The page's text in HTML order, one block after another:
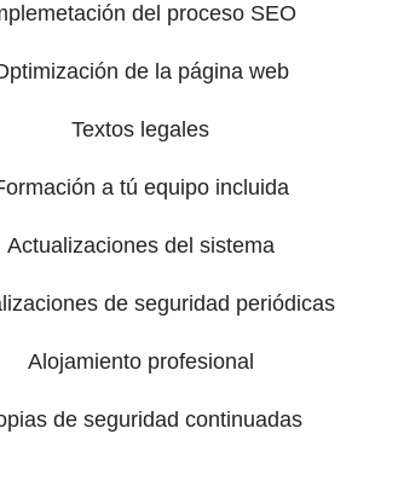
del proceso SEO
de la página web
Textos legales
a tú equipo incluida
Actualizaciones del sistema
de seguridad periódicas
Alojamiento profesional
de seguridad continuadas